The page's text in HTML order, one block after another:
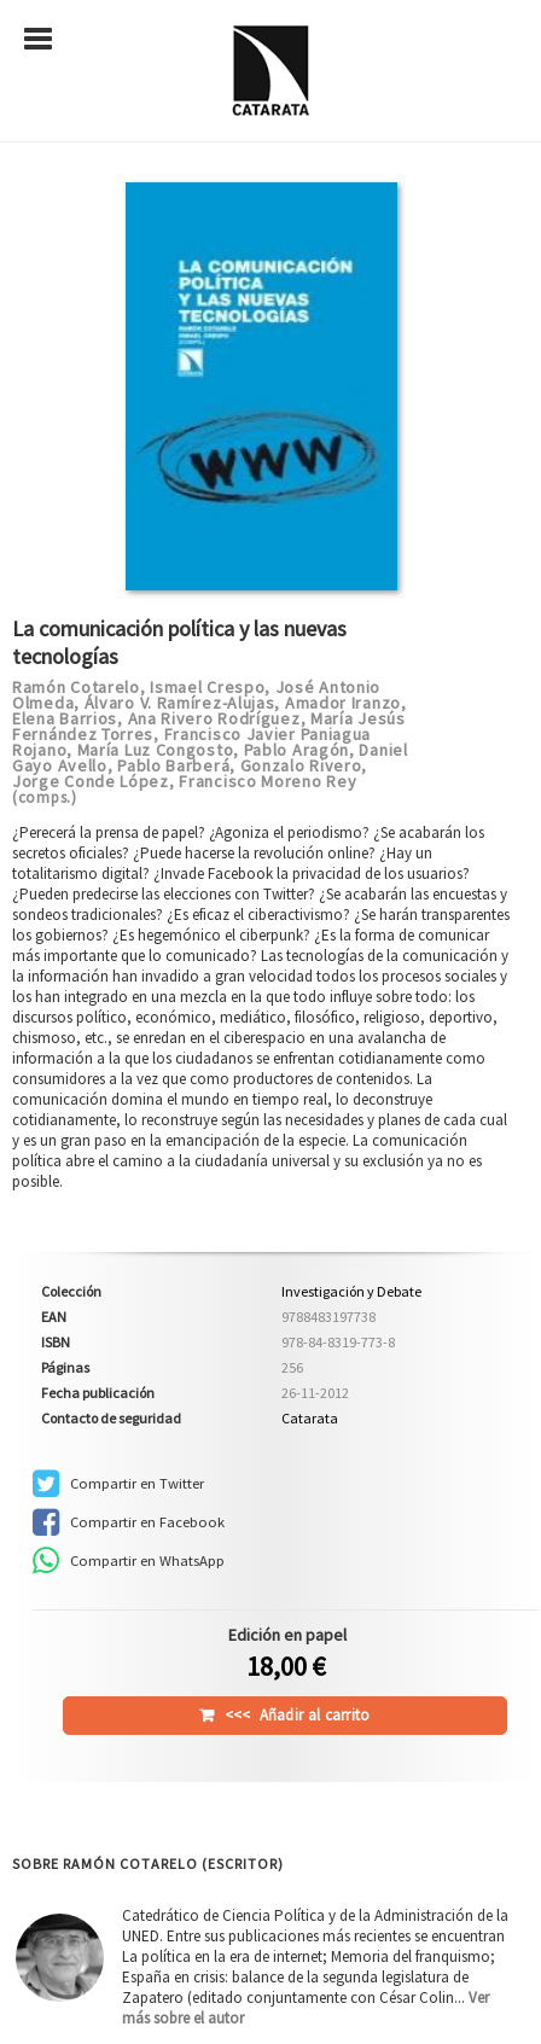
La comunicación política y las nuevas
tecnologías
Ramón Cotarelo, Ismael Crespo, José Antonio
Olmeda, Álvaro V. Ramírez-Alujas, Amador Iranzo,
Elena Barrios, Ana Rivero Rodríguez, María Jesús
Fernández Torres, Francisco Javier Paniagua
Rojano, María Luz Congosto, Pablo Aragón, Daniel
Gayo Avello, Pablo Barberá, Gonzalo Rivero,
Jorge Conde López, Francisco Moreno Rey
(comps.)
¿Perecerá la prensa de papel? ¿Agoniza el periodismo? ¿Se acabarán los
secretos oficiales? ¿Puede hacerse la revolución online? ¿Hay un
totalitarismo digital? ¿Invade Facebook la privacidad de los usuarios?
¿Pueden predecirse las elecciones con Twitter? ¿Se acabarán las encuestas y
sondeos tradicionales? ¿Es eficaz el ciberactivismo? ¿Se harán transparentes
los gobiernos? ¿Es hegemónico el ciberpunk? ¿Es la forma de comunicar
más importante que lo comunicado? Las tecnologías de la comunicación y
la información han invadido a gran velocidad todos los procesos sociales y
los han integrado en una mezcla en la que todo influye sobre todo: los
discursos político, económico, mediático, filosófico, religioso, deportivo,
chismoso, etc., se enredan en el ciberespacio en una avalancha de
información a la que los ciudadanos se enfrentan cotidianamente como
consumidores a la vez que como productores de contenidos. La
comunicación domina el mundo en tiempo real, lo deconstruye
cotidianamente, lo reconstruye según las necesidades y planes de cada cual
y es un gran paso en la emancipación de la especie. La comunicación
política abre el camino a la ciudadanía universal y su exclusión ya no es
posible.
Colección
Investigación y Debate
EAN
9788483197738
ISBN
978-84-8319-773-8
Páginas
256
Fecha publicación
26-11-2012
Contacto de seguridad
Catarata
Compartir en Twitter
Compartir en Facebook
Compartir en WhatsApp
Edición en papel
18,00 €
<<< Añadir al carrito
SOBRE RAMÓN COTARELO (ESCRITOR)
Catedrático de Ciencia Política y de la Administración de la
UNED. Entre sus publicaciones más recientes se encuentran
La política en la era de internet; Memoria del franquismo;
España en crisis: balance de la segunda legislatura de
Zapatero (editado conjuntamente con César Colin... Ver
más sobre el autor